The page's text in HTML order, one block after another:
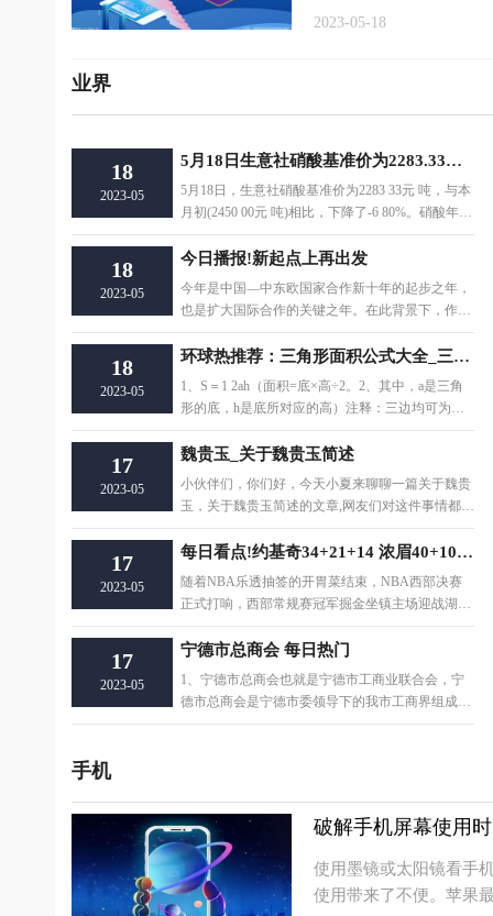
2023-05-18
业界
18
2023-05
5月18日生意社硝酸基准价为2283.33元/吨_当前看点
5月18日，生意社硝酸基准价为2283 33元 吨，与本
月初(2450 00元 吨)相比，下降了-6 80%。硝酸年度
统计(2022-05-18--2023
18
2023-05
今日播报!新起点上再出发
今年是中国—中东欧国家合作新十年的起步之年，
也是扩大国际合作的关键之年。在此背景下，作为
唯一聚焦中国
18
2023-05
环球热推荐：三角形面积公式大全_三角形的面积公式是什么
1、S＝1 2ah（面积=底×高÷2。2、其中，a是三角
形的底，h是底所对应的高）注释：三边均可为
底，应理解为：
17
2023-05
魏贵玉_关于魏贵玉简述
小伙伴们，你们好，今天小夏来聊聊一篇关于魏贵
玉，关于魏贵玉简述的文章,网友们对这件事情都比
较关注，那
17
2023-05
每日看点!约基奇34+21+14 浓眉40+10 詹姆斯26+12+9 掘金取胜1-0湖人
随着NBA乐透抽签的开胃菜结束，NBA西部决赛
正式打响，西部常规赛冠军掘金坐镇主场迎战湖
人，后者通过资格赛
17
2023-05
宁德市总商会 每日热门
1、宁德市总商会也就是宁德市工商业联合会，宁
德市总商会是宁德市委领导下的我市工商界组成的
人们团体和民
手机
破解手机屏幕使用
使用墨镜或太阳镜看手
使用带来了不便。苹果